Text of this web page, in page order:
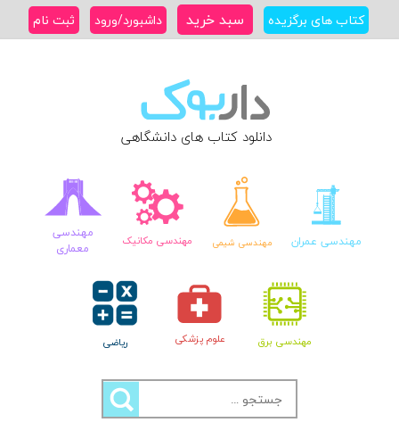
کتاب های برگزیده سبد خرید داشبورد/ورود ثبت نام
دانلود کتاب های دانشگاهی
مهندسی عمران مهندسی شیمی مهندسی مکانیک
مهندسی
معماری
مهندسی برق علوم پزشکی ریاضی
جستجو
برای: